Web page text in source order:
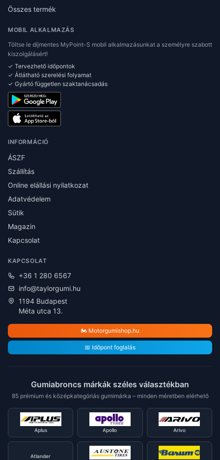
Összes termék
MOBIL ALKALMAZÁS
Töltse le díjmentes MyPoint-S mobil alkalmazásunkat a személyre szabott
kiszolgálásért!
✓ Tervezhető időpontok
✓ Átlátható szerelési folyamat
✓ Gyártó független szaktanácsadás
INFORMÁCIÓ
ÁSZF
Szállítás
Online elállási nyilatkozat
Adatvédelem
Sütik
Magazin
Kapcsolat
KAPCSOLAT
+36 1 280 6567
info@taylorgumi.hu
1194 Budapest
Méta utca 13.
🏍️ Motorgumishop.hu
📅 Időpont foglalás
Gumiabroncs márkák széles választékban
85 prémium és középkategóriás gumimárka – minden méretben elérhető
Aplus Apollo Arivo
Atlander